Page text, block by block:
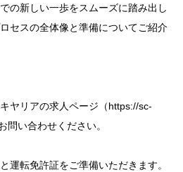
の新しい一歩をスムーズに踏み出し
セスの全体像と準備についてご紹介
ヤリアの求人ページ（https://sc-
問い合わせください。
運転免許証をご準備いただきます。